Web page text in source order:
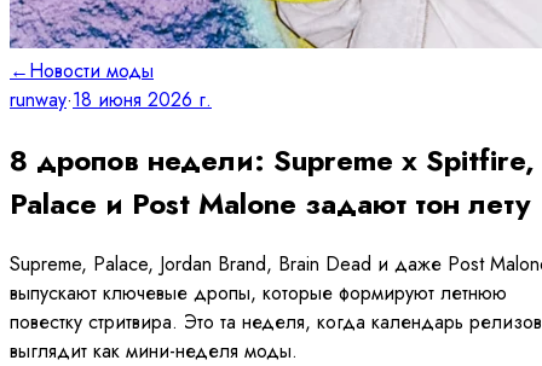
←Новости моды
runway·18 июня 2026 г.
8 дропов недели: Supreme x Spitfire,
Palace и Post Malone задают тон лету
Supreme, Palace, Jordan Brand, Brain Dead и даже Post
выпускают ключевые дропы, которые формируют летнюю
повестку стритвира. Это та неделя, когда календарь релизов
выглядит как мини-неделя моды.